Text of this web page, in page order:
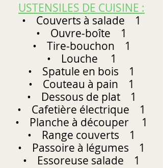
USTENSILES DE CUISINE :
• Couverts à salade 1
• Ouvre‐boîte 1
• Tire‐bouchon 1
• Louche 1
• Spatule en bois 1
• Couteau à pain 1
• Dessous de plat 1
• Cafetière électrique 1
• Planche à découper 1
• Range couverts 1
• Passoire à légumes 1
• Essoreuse salade 1